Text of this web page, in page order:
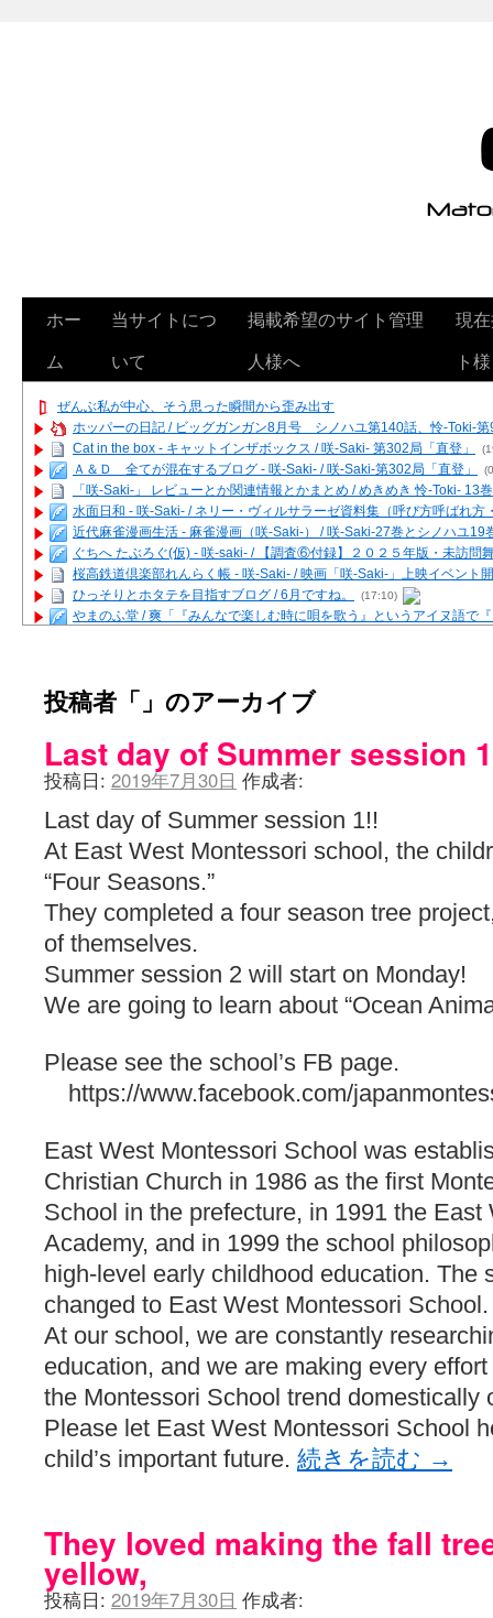
ホー
ム
当サイトにつ
いて
掲載希望のサイト管理
人様へ
現
ト様
ぜんぶ私が中心、そう思った瞬間から歪み出す
ホッパーの日記 / ビッグガンガン8月号 シノハユ第140話、怜-Toki-第
Cat in the box - キャットインザボックス / 咲-Saki- 第302局「直登」
Ａ＆Ｄ 全てが混在するブログ - 咲-Saki- / 咲-Saki-第302局「直登」
「咲-Saki-」 レビューとか関連情報とかまとめ / めきめき 怜-Toki- 13
水面日和 - 咲-Saki- / ネリー・ヴィルサラーゼ資料集（呼び方呼ばれ方
近代麻雀漫画生活 - 麻雀漫画（咲-Saki-） / 咲-Saki-27巻とシノハユ
ぐちへ たぶろぐ(仮) - 咲-saki- / 【調査⑥付録】２０２５年版・未訪問
桜高鉄道倶楽部れんらく帳 - 咲-Saki- / 映画「咲-Saki-」上映イベント
ひっそりとホタテを目指すブログ / 6月ですね。
(17:10)
やまのふ堂 / 爽「『みんなで楽しむ時に唄を歌う』というアイヌ語で
咲クラ女子 - 咲-Saki- / 姫松の上重漫ちゃんと演じている伊達朱里紗さ
咲ミダレ - 咲-saki- / MJ第14回咲CUP 咲なま他
はやりの如く☆ - 咲-saki- / 悪いこと【SS】 (06:42)
麻雀雑記あれこれ - 咲 -Saki- / 咲-Saki-キャラが台湾麻雀を打ったらど
あっちが変 / あっちが変 (08:31)
BBKN BLOG / トップページ（サイトマップ） (15:00)
あにてつ！ / 千里山に行ってきました（2017年09月）
さくやこのはな - 咲 -saki- / 末の千里のために(咲さんが和ちゃんを招
凡人の私 / ステルス坂こと咲-Saki-5巻表紙の舞台を発見しました
嶺上開花自摸 / Last day of Summer session 1
おもちもちもち - 咲-Saki- / ５・８小林先生の日記更新について考え
かんむりとかげ - 咲-Saki- / 立先生の更新 (11:32)
咲-Saki- | にゅいのって / 咲-Saki-臨時アンテナ
咲-Saki-ブログ！～麻雀下手でも咲が好き～ / ブログ名変更のお知らせ
音を奏でて花が咲く - 咲-Saki- / 浩子「…あっ分かった 恐らくそうい
一萬人の麓路() - 咲-Saki- / 咲-Saki- 第193局[竜王] ドラゴンの王とパク
from A to K / [咲-saki-][麻雀ゲーム]【ゲーム】セガのMJシリーズで2年
ユズポニッキ - 咲-Saki- / ☆ #咲実写 ☆告知☆オンライン上映会☆ 阿
ああ、あの牌？ - 咲-Saki- / シノハユ菰沢中関連(江津・大田)の登場舞
宮守大好き帳 / 告知 (13:04)
麻雀アニメ＆麻雀ゲームあれこれ / 厄介な相手だよ！ あんたは……
ばるのまーじゃん日和 - 咲-saki- / クリスマス！！そして… (10:28)
咲めも！ / ニワチョコ、尊い。 (04:23)
ＳＳＳ（咲ＳＳ）感想ブログ / 【SSS】憩 -Kei- 全国編第２２局『流局
ひまじんひまんじ / 読書の秋、と言います故 (08:00)
煌-Subara- - 咲-saki- / シノハユ感想 (13:19)
SYNTH 2006 - 咲 -Saki- / 阿知賀編をドヤ顔に着目しながらまたまた
かえんだん - 咲-Saki- / 朱里「そげなこつ私がやっておきますから！
Saki-1 グランプリ ～咲ワン～ / しわが誕生することは老化現象だと
木と木と木 - 咲-saki- / 新道寺の本 (00:00)
ヤンデレ・狂気の百合SSブログ / 【咲-Saki-SS：久咲】そして私たち
迷子の坊やのみちくさ日記 / 【連載感想】宮永照についてのあれこれ
私的素敵ジャンク / [咲-Saki-] 咲-Saki-第168局［端緒］感想
麻雀自由帳 - 咲-Saki- / 咲-Saki-第168局[端緒]感想 照-Teru- 追憶編第
ニワカSakiファンの部屋 - 咲-Saki- / 咲の実写化について（再） (15:15)
低姿勢ニワカの麻雀 / マイナーカップリングSS感想 (07:31)
Hinamado blog - 咲-Saki- / リハビリテーション
咲ワン・neo[仮] / 私事。 (01:19)
投稿者「 」のアーカイブ
Last day of Summer session 1
投稿日: 2019年7月30日 作成者:
Last day of Summer session 1!!
At East West Montessori school, the
“Four Seasons.”
They completed a four season tree
of themselves.
Summer session 2 will start on Monday!
We are going to learn about “Ocean
Please see the school’s FB page.
https://www.facebook.com/
East West Montessori School was
Christian Church in 1986 as the first
School in the prefecture, in 1991 the East
Academy, and in 1999 the school
high-level early childhood education. The
changed to East West Montessori School.
At our school, we are constantly
education, and we are making every
the Montessori School trend domestically
Please let East West Montessori School
child’s important future. 続きを読む →
They loved making the fall
yellow,
投稿日: 2019年7月30日 作成者: